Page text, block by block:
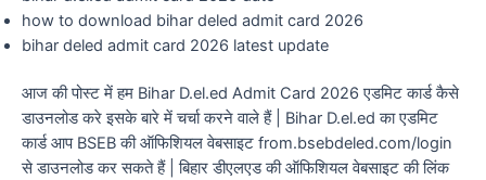
how to download bihar deled admit card 2026
bihar deled admit card 2026 latest update
आज की पोस्ट में हम Bihar D.el.ed Admit Card 2026 एडमिट कार्ड कैसे
डाउनलोड करे इसके बारे में चर्चा करने वाले हैं | Bihar D.el.ed का एडमिट
कार्ड आप BSEB की ऑफिशियल वेबसाइट from.bsebdeled.com/login
से डाउनलोड कर सकते हैं | बिहार डीएलएड की ऑफिशियल वेबसाइट की लिंक